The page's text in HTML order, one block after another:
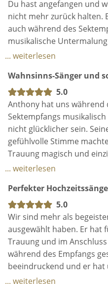
Sektempfangs
nicht glücklicher sein.
gefühlvolle Stimme
Trauung magisch und
dankbar, dass er teil von
unsere Gäste. Vielen
... weiterlesen
Perfekter
5.0
Wir sind mehr als
ausgewählt haben. Er hat
Trauung und im
während des Empfangs
beeindruckend und er hat
während der Trauung
unsere Gäste sehr
Vorfeld war die
ist auf all unsere Wünsche
sehr dankbar, große
... weiterlesen
Sympathischer Sänger
5.0
Eine Arbeitskollegin hat
bereits ab der ersten
dass wir mit der
Mit seiner sympathischen
hat er die kirchliche
anschließenden